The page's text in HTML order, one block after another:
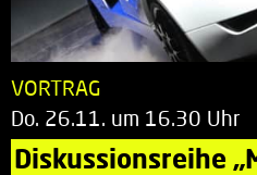
VORTRAG
Do. 26.11. um 16.30 Uhr
Diskussionsreihe